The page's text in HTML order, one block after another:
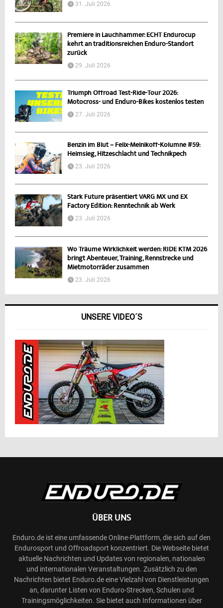
31. Juli 2026
Premiere in Lauchhammer: ECHT Endurocup
kehrt an traditionsreichen Enduro-Standort
zurück
29. Juli 2026
Triumph Offroad Test-Ride-Tour 2026:
Motocross- und Enduro-Bikes kostenlos testen
27. Juli 2026
Benzin im Blut – Felix-Melnikoff-Kolumne #59:
Heimsieg, Hitzeschlacht und Technikpech
23. Juli 2026
Stark Future präsentiert VARG MX und EX
Factory Edition: Renntechnik ab Werk
23. Juli 2026
Wo Träume Wirklichkeit werden: RIDE KTM 2026
bringt Abenteuer, Training, Rennstrecke und
Mietmotorräder zusammen
23. Juli 2026
UNSERE VIDEO´S
ÜBER UNS
Enduro.de ist eine umfassende Online-Plattform, die sich auf den
Endurosport und Offroadsport konzentriert. Die Webseite bietet
aktuelle Nachrichten und Updates von regionalen, nationalen
und internationalen Veranstaltungen. Zusätzlich zu den
Nachrichten bietet Enduro.de eine Vielzahl von Dienstleistungen
an, darunter Listen von Enduro-Strecken, Schulen und
Trainingsmöglichkeiten. Sie bietet auch Informationen über